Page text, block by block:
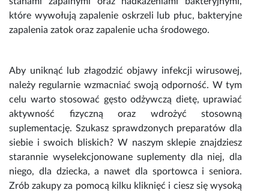
które wywołują zapalenie oskrzeli lub płuc, bakteryjne
zapalenia zatok oraz zapalenie ucha środowego.
Aby uniknąć lub złagodzić objawy infekcji wirusowej,
należy regularnie wzmacniać swoją odporność. W tym
celu warto stosować gęsto odżywczą dietę, uprawiać
aktywność fizyczną oraz wdrożyć stosowną
suplementację. Szukasz sprawdzonych preparatów dla
siebie i swoich bliskich? W naszym sklepie znajdziesz
starannie wyselekcjonowane suplementy dla niej, dla
niego, dla dziecka, a nawet dla sportowca i seniora.
Zrób zakupy za pomocą kilku kliknięć i ciesz się wysoką